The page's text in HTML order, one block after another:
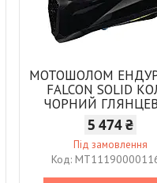
МОТОШОЛОМ
FALCON SOLID
ЧОРНИЙ
5 474 ₴
Під замовлення